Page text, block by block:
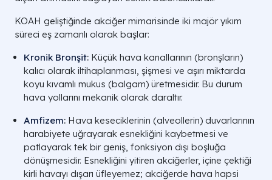
KOAH geliştiğinde akciğer mimarisinde iki majör yıkım
süreci eş zamanlı olarak başlar:
Kronik Bronşit: Küçük hava kanallarının (bronşların)
kalıcı olarak iltihaplanması, şişmesi ve aşırı miktarda
koyu kıvamlı mukus (balgam) üretmesidir. Bu durum
hava yollarını mekanik olarak daraltır.
Amfizem: Hava keseciklerinin (alveollerin) duvarlarının
harabiyete uğrayarak esnekliğini kaybetmesi ve
patlayarak tek bir geniş, fonksiyon dışı boşluğa
dönüşmesidir. Esnekliğini yitiren akciğerler, içine çektiği
kirli havayı dışarı üfleyemez; akciğerde hava hapsi